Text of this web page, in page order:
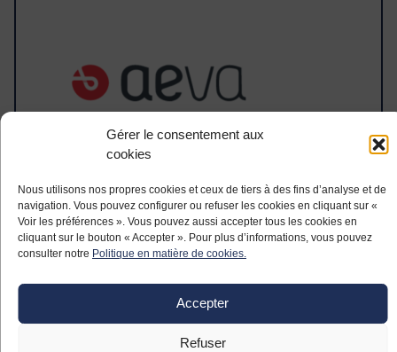
Gérer le consentement aux
cookies
Nous utilisons nos propres cookies et ceux de tiers à des fins d’analyse et de
navigation. Vous pouvez configurer ou refuser les cookies en cliquant sur «
Voir les préférences ». Vous pouvez aussi accepter tous les cookies en
cliquant sur le bouton « Accepter ». Pour plus d’informations, vous pouvez
consulter notre Politique en matière de cookies.
Accepter
Refuser
THERM0-SWITCH